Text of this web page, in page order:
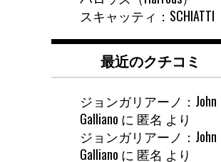
スキャッティ：SCHIATTI
最近のクチコミ
ジョンガリアーノ：John
Galliano に 匿名 より
ジョンガリアーノ：John
Galliano に 匿名 より